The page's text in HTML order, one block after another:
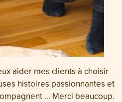
aider mes clients à choisir
histoires passionnantes et
... Merci beaucoup.